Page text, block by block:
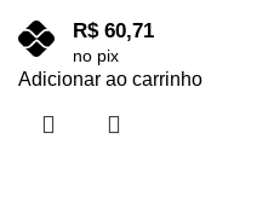
R$60,71
no pix
Adicionar ao carrinho